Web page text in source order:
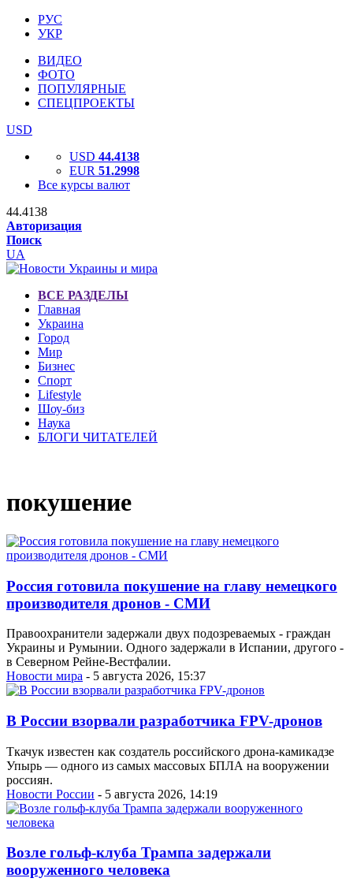
РУС
УКР
ВИДЕО
ФОТО
ПОПУЛЯРНЫЕ
СПЕЦПРОЕКТЫ
USD
USD 44.4138
EUR 51.2998
Все курсы валют
44.4138
Авторизация
Поиск
UA
ВСЕ РАЗДЕЛЫ
Главная
Украина
Город
Мир
Бизнес
Спорт
Lifestyle
Шоу-биз
Наука
БЛОГИ ЧИТАТЕЛЕЙ
покушение
Россия готовила покушение на главу немецкого
производителя дронов - СМИ
Правоохранители задержали двух подозреваемых - граждан
Украины и Румынии. Одного задержали в Испании, другого -
в Северном Рейне-Вестфалии.
Новости мира - 5 августа 2026, 15:37
В России взорвали разработчика FPV-дронов
Ткачук известен как создатель российского дрона-камикадзе
Упырь — одного из самых массовых БПЛА на вооружении
россиян.
Новости России - 5 августа 2026, 14:19
Возле гольф-клуба Трампа задержали
вооруженного человека